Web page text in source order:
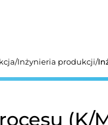
/Inżynieria produkcji/
(K/